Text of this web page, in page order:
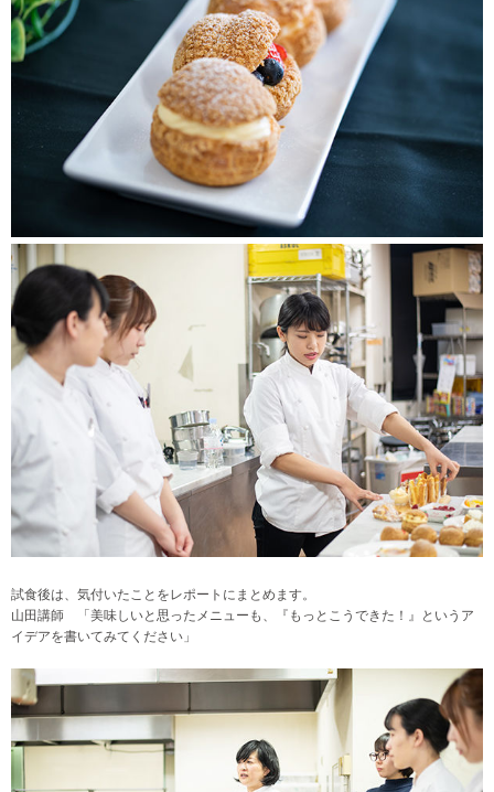
試食後は、気付いたことをレポートにまとめます。
山田講師 「美味しいと思ったメニューも、『もっとこうできた！』というア
イデアを書いてみてください」